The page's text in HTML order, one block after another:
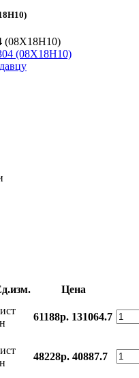
(08Х18Н10)
Цена
61188р. 131064.7
48228р. 40887.7